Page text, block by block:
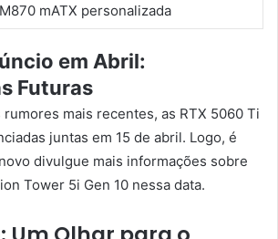
mATX personalizada
em Abril:
Futuras
mais recentes, as RTX 5060 Ti
juntas em 15 de abril. Logo, é
divulgue mais informações sobre
Tower 5i Gen 10 nessa data.